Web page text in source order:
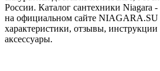
России. Каталог сантехники Niagara
на официальном сайте NIAGARA.SU
характеристики, отзывы,
аксессуары.